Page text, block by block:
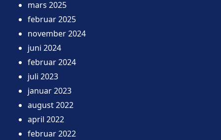
mars 2025
februar 2025
november 2024
juni 2024
februar 2024
juli 2023
januar 2023
august 2022
april 2022
februar 2022